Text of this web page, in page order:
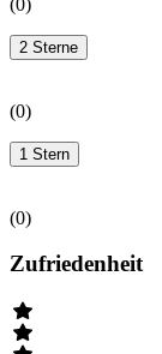
2 Sterne
(0)
1 Stern
(0)
Zufriedenheit